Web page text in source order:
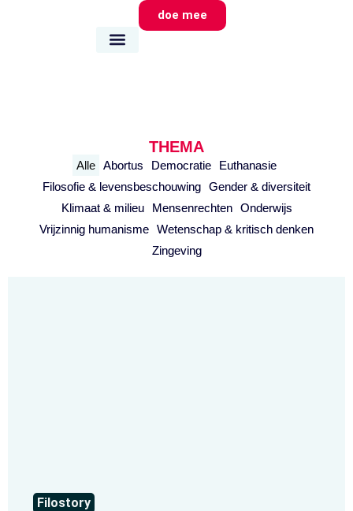
doe mee
THEMA
Abortus Democratie
Euthanasie
Filosofie & levensbeschouwing Gender & diversiteit
Klimaat & milieu
Mensenrechten
Onderwijs
Vrijzinnig humanisme Wetenschap & kritisch denken
Zingeving
Alle
Filostory